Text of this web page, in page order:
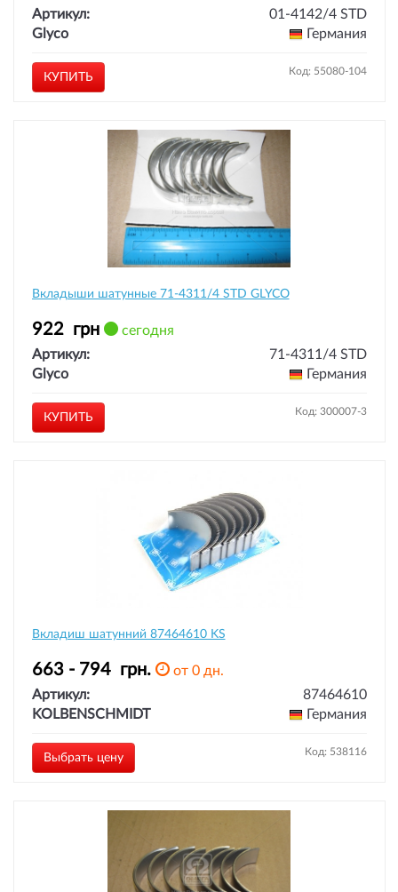
Артикул:
01-4142/4 STD
Glyco
Германия
КУПИТЬ Код: 55080-104
Вкладыши шатунные 71-4311/4 STD GLYCO
922 грн
сегодня
Артикул:
71-4311/4 STD
Glyco
Германия
КУПИТЬ Код: 300007-3
Вкладиш шатунний 87464610 KS
663 - 794 грн.
от 0 дн.
Артикул:
87464610
KOLBENSCHMIDT
Германия
Выбрать цену Код: 538116